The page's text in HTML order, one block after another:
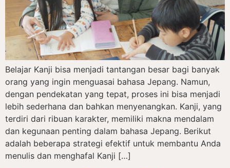
Belajar Kanji bisa menjadi tantangan besar bagi banyak
orang yang ingin menguasai bahasa Jepang. Namun,
dengan pendekatan yang tepat, proses ini bisa menjadi
lebih sederhana dan bahkan menyenangkan. Kanji, yang
terdiri dari ribuan karakter, memiliki makna mendalam
dan kegunaan penting dalam bahasa Jepang. Berikut
adalah beberapa strategi efektif untuk membantu Anda
menulis dan menghafal Kanji […]